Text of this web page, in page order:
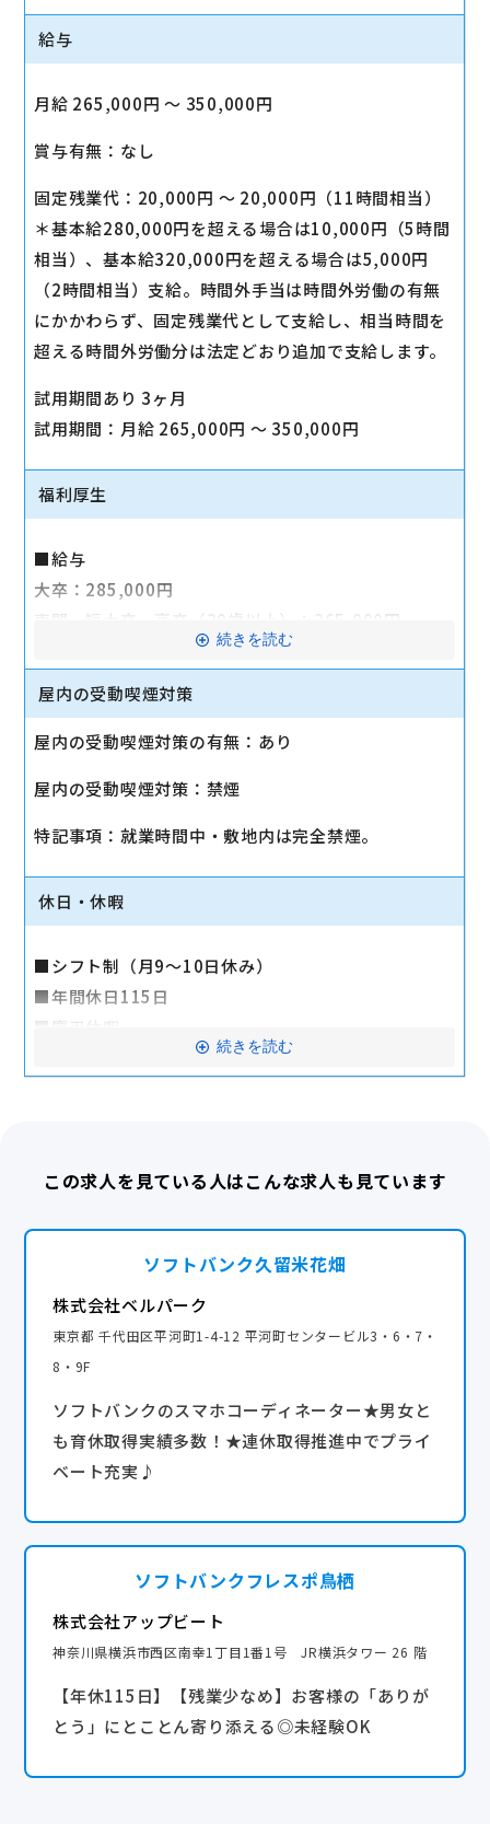
給与
月給 265,000円 〜 350,000円
賞与有無：なし
固定残業代：20,000円 〜 20,000円（11時間相当）
＊基本給280,000円を超える場合は10,000円（5時間
相当）、基本給320,000円を超える場合は5,000円
（2時間相当）支給。時間外手当は時間外労働の有無
にかかわらず、固定残業代として支給し、相当時間を
超える時間外労働分は法定どおり追加で支給します。
試用期間あり 3ヶ月
試用期間：月給 265,000円 〜 350,000円
福利厚生
■給与
大卒：285,000円
専門、短大卒、高卒（20歳以上）：265,000円
高卒（19歳以下）：選考にて決定
■交通費全額支給（月10万円まで）
■制服貸与
模擬試験等のサポートを実施。資格取得後は手当を
支給（8,000円～64,000円/月）
■持株制度《(株)ノジマ》
■社員旅行（毎年1月、2月に実施）
■リフレッシュ旅行社員割引制度
＜通信講座例＞
・日商簿記
・ITパスポート
・基本情報技術者
・マーケティングリサーチ入門
交通費全額支給
産休・育休実績あり
続きを読む
屋内の受動喫煙対策
屋内の受動喫煙対策の有無：あり
屋内の受動喫煙対策：禁煙
特記事項：就業時間中・敷地内は完全禁煙。
休日・休暇
■シフト制（月9～10日休み）
■年間休日115日
■慶弔休暇
続きを読む
この求人を見ている人はこんな求人も見ています
ソフトバンク久留米花畑
株式会社ベルパーク
東京都 千代田区平河町1-4-12 平河町センタービル3・6・7・
8・9F
ソフトバンクのスマホコーディネーター★男女と
も育休取得実績多数！★連休取得推進中でプライ
ベート充実♪
ソフトバンクフレスポ鳥栖
株式会社アップビート
神奈川県横浜市西区南幸1丁目1番1号 JR横浜タワー 26 階
【年休115日】【残業少なめ】お客様の「ありが
とう」にとことん寄り添える◎未経験OK